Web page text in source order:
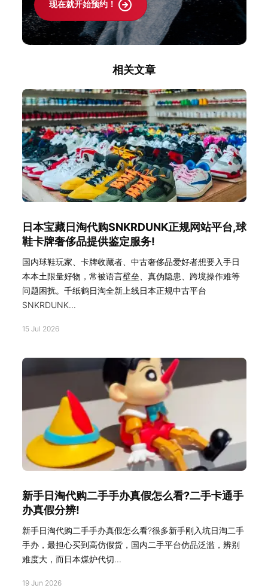
现在就开始预约！
相关文章
日本宝藏日淘代购SNKRDUNK正规网站平台,球
鞋卡牌奢侈品提供鉴定服务!
国内球鞋玩家、卡牌收藏者、中古奢侈品爱好者想要入手日
本本土限量好物，常被语言壁垒、真伪隐患、跨境操作难等
问题困扰。千纸鹤日淘全新上线日本正规中古平台
SNKRDUNK...
15 Jul 2026
新手日淘代购二手手办真假怎么看?二手卡通手
办真假分辨!
新手日淘代购二手手办真假怎么看?很多新手刚入坑日淘二手
手办，最担心买到高仿假货，国内二手平台仿品泛滥，辨别
难度大，而日本煤炉代切...
19 Jun 2026